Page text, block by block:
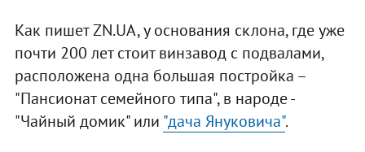
Как пишет ZN.UA, у основания склона, где уже
почти 200 лет стоит винзавод с подвалами,
расположена одна большая постройка –
"Пансионат семейного типа", в народе -
"Чайный домик" или "дача Януковича".